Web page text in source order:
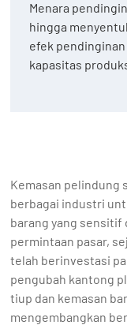
Menara
hingga
efek
kapasitas
Kemasan pelindung
berbagai industri
barang yang sensitif
permintaan pasar,
telah berinvestasi
pengubah kantong
tiup dan kemasan
mengembangkan